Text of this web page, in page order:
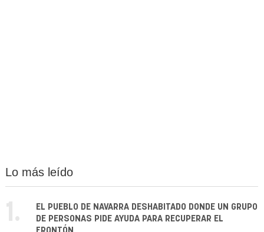
Lo más leído
1.
EL PUEBLO DE NAVARRA DESHABITADO DONDE UN GRUPO
DE PERSONAS PIDE AYUDA PARA RECUPERAR EL